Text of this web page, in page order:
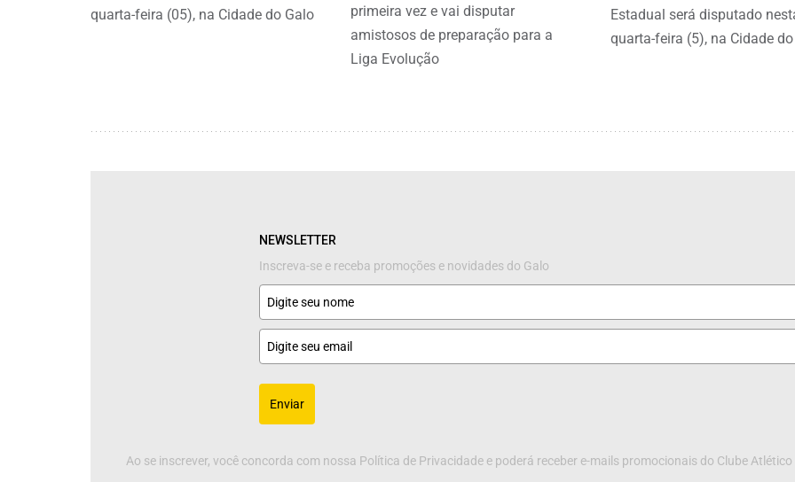
quarta-feira (05), na Cidade do Galo
primeira vez e vai disputar
amistosos de preparação para a
Liga Evolução
Estadual será disputado
quarta-feira (5), na Cidade
NEWSLETTER
Inscreva-se e receba promoções e novidades do Galo
Enviar
Ao se inscrever, você concorda com nossa Política de Privacidade e poderá receber e-mails promocionais do Clube Atlético